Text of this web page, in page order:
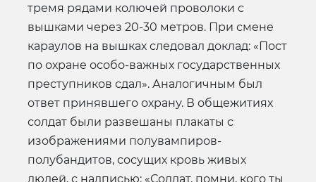
тремя рядами колючей проволоки с
вышками через 20-30 метров. При смене
караулов на вышках следовал доклад: «Пост
по охране особо-важных государственных
преступников сдал». Аналогичным был
ответ принявшего охрану. В общежитиях
солдат были развешаны плакаты с
изображениями полувампиров-
полубандитов, сосущих кровь живых
людей, с надписью: «Солдат, помни, кого ты